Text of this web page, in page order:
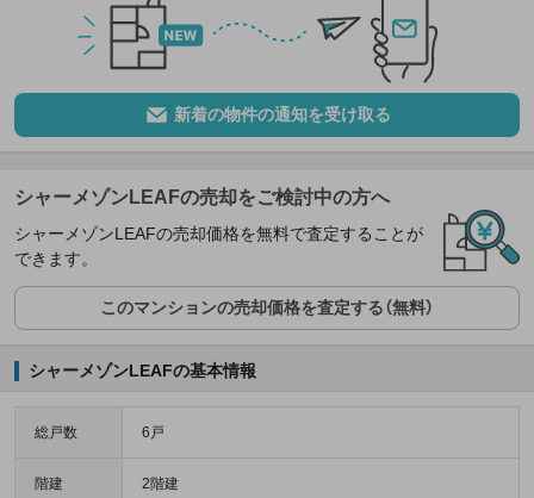
新着の物件の通知を受け取る
シャーメゾンLEAFの売却をご検討中の方へ
シャーメゾンLEAFの売却価格を無料で査定することが
できます。
このマンションの売却価格を査定する（無料）
シャーメゾンLEAFの基本情報
総戸数 6戸
階建 2階建